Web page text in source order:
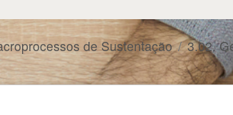
de Sustentação 3.02.